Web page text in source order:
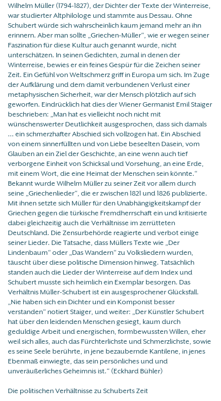
Wilhelm Müller (1794-1827), der Dichter der Texte der Winterreise,
war studierter Altphilologe und stammte aus Dessau. Ohne
Schubert würde sich wahrscheinlich kaum jemand mehr an ihn
erinnern. Aber man sollte „Griechen-Müller“, wie er wegen seiner
Faszination für diese Kultur auch genannt wurde, nicht
unterschätzen. In seinen Gedichten, zumal in denen der
Winterreise, bewies er ein feines Gespür für die Zeichen seiner
Zeit. Ein Gefühl von Weltschmerz griff in Europa um sich. Im Zuge
der Aufklärung und dem damit verbundenen Verlust einer
metaphysischen Sicherheit, war der Mensch plötzlich auf sich
geworfen. Eindrücklich hat dies der Wiener Germanist Emil Staiger
beschrieben: „Man hat es vielleicht noch nicht mit
wünschenswerter Deutlichkeit ausgesprochen, dass sich damals
... ein schmerzhafter Abschied sich vollzogen hat. Ein Abschied
von einem sinnerfüllten und von Liebe beseelten Dasein, vom
Glauben an ein Ziel der Geschichte, an eine wenn auch tief
verborgene Einheit von Schicksal und Vorsehung, an eine Erde,
mit einem Wort, die eine Heimat der Menschen sein könnte.“
Bekannt wurde Wilhelm Müller zu seiner Zeit vor allem durch
seine „Griechenlieder“, die er zwischen 1821 und 1826 publizierte.
Mit ihnen setzte sich Müller für den Unabhängigkeitskampf der
Griechen gegen die türkische Fremdherrschaft ein und kritisierte
dabei gleichzeitig auch die Verhältnisse im zerrütteten
Deutschland. Die Zensurbehörde reagierte und verbot einige
seiner Lieder. Die Tatsache, dass Müllers Texte wie „Der
Lindenbaum“ oder „Das Wandern“ zu Volksliedern wurden,
täuscht über diese politische Dimension hinweg. Tatsächlich
standen auch die Lieder der Winterreise auf dem Index und
Schubert musste sich heimlich ein Exemplar besorgen. Das
Verhältnis Müller-Schubert ist ein ausgesprochener Glücksfall.
„Nie haben sich ein Dichter und ein Komponist besser
verstanden“ notiert Staiger, und weiter: „Der Künstler Schubert
hat über den leidenden Menschen gesiegt, kaum durch
geduldige Arbeit und energischen, formbewussten Willen, eher
weil sich alles, auch das Fürchterlichste und Schmerzlichste, sowie
es seine Seele berührte, in jene bezaubernde Kantilene, in jenes
Ebenmaß einwiegte, das sein persönliches und und
unveräußerliches Geheimnis ist.“ (Eckhard Bühler)
Die politischen Verhältnisse zu Schuberts Zeit